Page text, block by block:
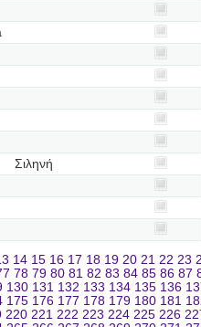
Σιληνή
14 15 16 17 18 19 20 21 22 23
78 79 80 81 82 83 84 85 86 87
130 131 132 133 134 135 136
175 176 177 178 179 180 181
220 221 222 223 224 225 226